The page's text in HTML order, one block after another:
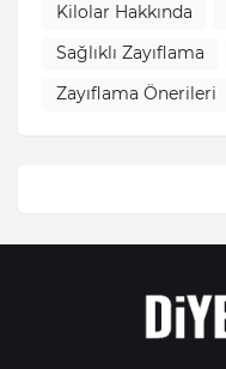
Kilolar Hakkında
Sağlıklı Zayıflama
Zayıflama Önerileri